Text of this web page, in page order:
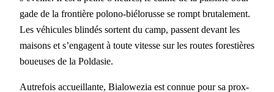
gade de la fron­tière polono-biélorusse se rompt bru­tale­ment.
Les véhicules blind­és sor­tent du camp, passent devant les
maisons et s’engagent à toute vitesse sur les routes forestières
boueuses de la Poldasie.
Autre­fois accueil­lante, Bialowezia est con­nue pour sa prox­